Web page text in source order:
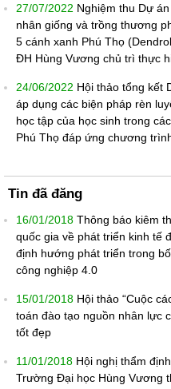
27/07/2022 Nghiệm thu Dự
nhân giống và trồng thương
5 cánh xanh Phú Thọ
ĐH Hùng Vương chủ trì thực
24/06/2022 Hội thảo tổng kết
áp dụng các biện pháp rèn
học tập của học sinh trong
Phú Thọ đáp ứng chương
Tin đã đăng
16/01/2018 Thông báo kiêm
quốc gia về phát triển kinh tế
định hướng phát triển trong
công nghiệp 4.0
15/01/2018 Hội thảo “Cuộc
toán đào tạo nguồn nhân lực
tốt đẹp
11/01/2018 Hội nghị thẩm
Trường Đại học Hùng Vương